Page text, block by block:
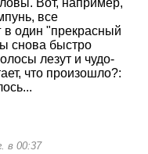
Вот, например,
все
в один "прекрасный
снова быстро
лезут и чудо-
что произошло?:
в 00:37